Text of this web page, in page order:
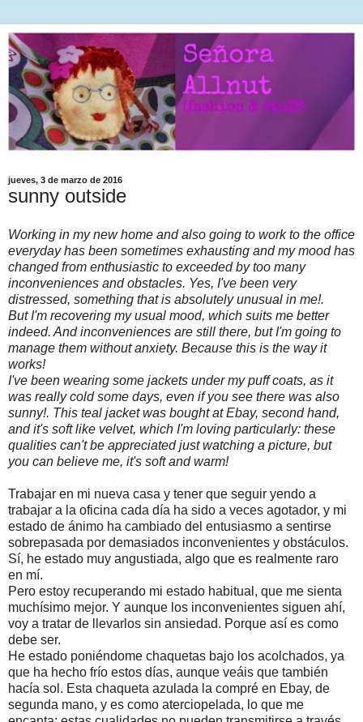
jueves, 3 de marzo de 2016
sunny outside
Working in my new home and also going to work to the office
everyday has been sometimes exhausting and my mood has
changed from enthusiastic to exceeded by too many
inconveniences and obstacles. Yes, I've been very
distressed, something that is absolutely unusual in me!.
But I'm recovering my usual mood, which suits me better
indeed. And inconveniences are still there, but I'm going to
manage them without anxiety. Because this is the way it
works!
I've been wearing some jackets under my puff coats, as it
was really cold some days, even if you see there was also
sunny!. This teal jacket was bought at Ebay, second hand,
and it's soft like velvet, which I'm loving particularly: these
qualities can't be appreciated just watching a picture, but
you can believe me, it's soft and warm!
Trabajar en mi nueva casa y tener que seguir yendo a
trabajar a la oficina cada día ha sido a veces agotador, y mi
estado de ánimo ha cambiado del entusiasmo a sentirse
sobrepasada por demasiados inconvenientes y obstáculos.
Sí, he estado muy angustiada, algo que es realmente raro
en mí.
Pero estoy recuperando mi estado habitual, que me sienta
muchísimo mejor. Y aunque los inconvenientes siguen ahí,
voy a tratar de llevarlos sin ansiedad. Porque así es como
debe ser.
He estado poniéndome chaquetas bajo los acolchados, ya
que ha hecho frío estos días, aunque veáis que también
hacía sol. Esta chaqueta azulada la compré en Ebay, de
segunda mano, y es como aterciopelada, lo que me